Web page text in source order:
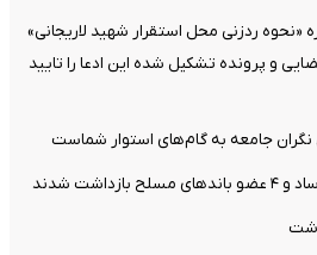
«نحوه ردزنی محل استقرار شهید لاریجانی»
و پرونده تشکیل شده این ادعا را تایید
جامعه به گام‌های استوار شماست